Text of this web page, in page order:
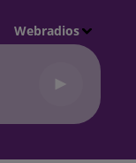
Webradios